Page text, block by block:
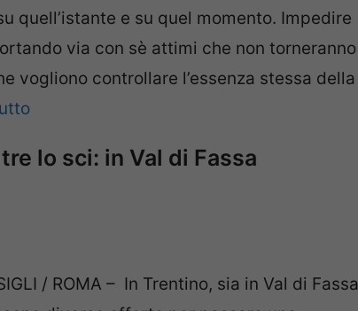
quell’istante e su quel momento. Impedire
via con sè attimi che non torneranno
vogliono controllare l’essenza stessa della
lo sci: in Val di Fassa
/ ROMA – In Trentino, sia in Val di Fassa